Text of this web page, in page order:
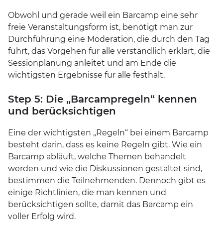
Obwohl und gerade weil ein Barcamp eine sehr
freie Veranstaltungsform ist, benötigt man zur
Durchführung eine Moderation, die durch den Tag
führt, das Vorgehen für alle verständlich erklärt, die
Sessionplanung anleitet und am Ende die
wichtigsten Ergebnisse für alle festhält.
Step 5: Die „Barcampregeln“ kennen
und berücksichtigen
Eine der wichtigsten „Regeln“ bei einem Barcamp
besteht darin, dass es keine Regeln gibt. Wie ein
Barcamp abläuft, welche Themen behandelt
werden und wie die Diskussionen gestaltet sind,
bestimmen die Teilnehmenden. Dennoch gibt es
einige Richtlinien, die man kennen und
berücksichtigen sollte, damit das Barcamp ein
voller Erfolg wird.